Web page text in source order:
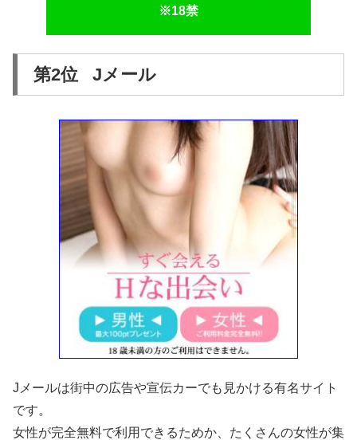
※18禁
第2位 Jメール
Jメールは街中の広告や宣伝カーでも見かける有名サイト
です。
女性が完全無料で利用できるためか、たくさんの女性が集